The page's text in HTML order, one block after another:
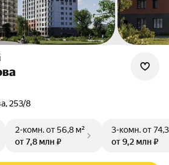
253/8
2-комн.от 56,8 м²
от 7,8 млн ₽
3-комн.от
от 9,2 млн ₽